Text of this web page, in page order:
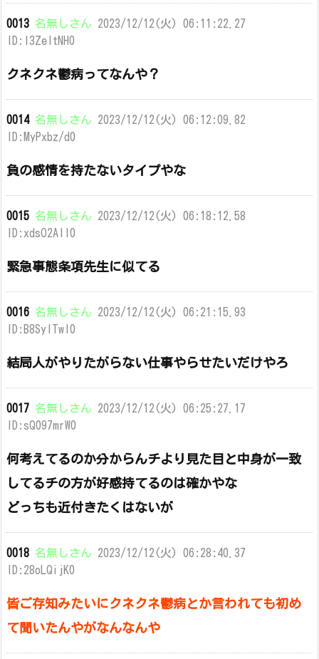
0013 名無しさん 2023/12/12(火) 06:11:22.27
ID:l3ZeItNH0
クネクネ鬱病ってなんや？
0014 名無しさん 2023/12/12(火) 06:12:09.82
ID:MyPxbz/d0
負の感情を持たないタイプやな
0015 名無しさん 2023/12/12(火) 06:18:12.58
ID:xdsO2AlI0
緊急事態条項先生に似てる
0016 名無しさん 2023/12/12(火) 06:21:15.93
ID:B8SylTwl0
結局人がやりたがらない仕事やらせたいだけやろ
0017 名無しさん 2023/12/12(火) 06:25:27.17
ID:sQ097mrW0
何考えてるのか分からんチより見た目と中身が一致
してるチの方が好感持てるのは確かやな
どっちも近付きたくはないが
0018 名無しさん 2023/12/12(火) 06:28:40.37
ID:28oLQijK0
皆ご存知みたいにクネクネ鬱病とか言われても初め
て聞いたんやがなんなんや